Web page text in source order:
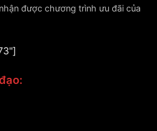
được chương trình ưu đãi của